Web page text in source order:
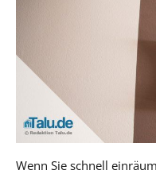
Wenn Sie schnell